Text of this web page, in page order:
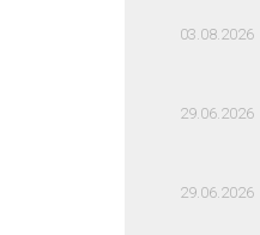
03.08.2026
29.06.2026
29.06.2026